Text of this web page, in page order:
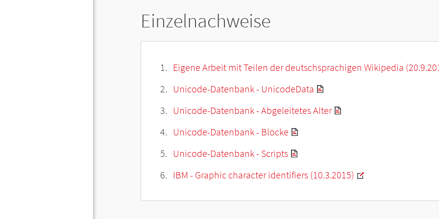
Einzelnachweise
Eigene Arbeit mit Teilen der deutschsprachigen Wikipedia
Unicode-Datenbank - UnicodeData
Unicode-Datenbank - Abgeleitetes Alter
Unicode-Datenbank - Blöcke
Unicode-Datenbank - Scripts
IBM - Graphic character identifiers (10.3.2015)